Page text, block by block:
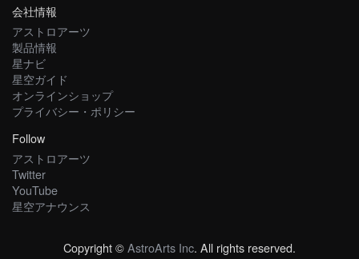
会社情報
アストロアーツ
製品情報
星ナビ
星空ガイド
オンラインショップ
プライバシー・ポリシー
Follow
アストロアーツ
Twitter
YouTube
星空アナウンス
Copyright ©AstroArts Inc. All rights reserved.